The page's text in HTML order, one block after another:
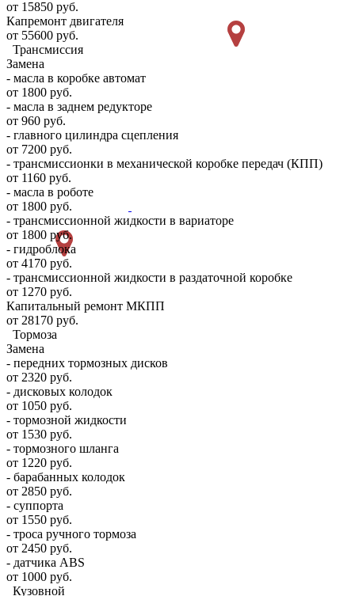
от 15850 руб.
Капремонт двигателя
от 55600 руб.
Трансмиссия
Замена
- масла в коробке автомат
от 1800 руб.
- масла в заднем редукторе
от 960 руб.
- главного цилиндра сцепления
от 7200 руб.
- трансмиссионки в механической коробке передач (КПП)
от 1160 руб.
- масла в роботе
от 1800 руб.
- трансмиссионной жидкости в вариаторе
от 1800 руб.
- гидроблока
от 4170 руб.
- трансмиссионной жидкости в раздаточной коробке
от 1270 руб.
Капитальный ремонт МКПП
от 28170 руб.
Тормоза
Замена
- передних тормозных дисков
от 2320 руб.
- дисковых колодок
от 1050 руб.
- тормозной жидкости
от 1530 руб.
- тормозного шланга
от 1220 руб.
- барабанных колодок
от 2850 руб.
- суппорта
от 1550 руб.
- троса ручного тормоза
от 2450 руб.
- датчика ABS
от 1000 руб.
Кузовной